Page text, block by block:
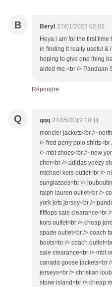
B Beryl 27/01/2023 02:02
Heya i am for the first time
in finding It really useful &
hoping to give one thing
aided me.<br /> Panduan
Répondre
Q qqq 24/05/2019 10:11
moncler jackets<br />
/> fred perry polo
/> mbt shoes<br /> new
cher<br /> adidas yeezy
michael kors outlet<br />
sunglasses<br />
ralph lauren outlet<br />
york jets jersey<br />
fitflops sale clearance<br /
kors outlet<br /> cheap
spade outlet<br /> coach
boots<br /> coach
sale clearance<br /> mbt
canada goose jackets<br
jerseys<br /> christian
stone island<br /> cheap